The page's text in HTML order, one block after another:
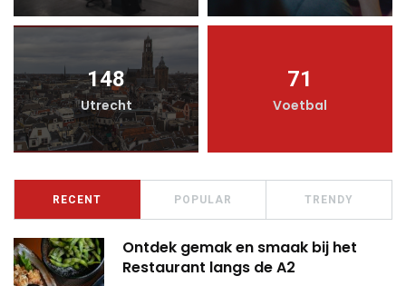
148
Utrecht
71
Voetbal
RECENT POPULAR TRENDY
Ontdek gemak en smaak bij het
Restaurant langs de A2